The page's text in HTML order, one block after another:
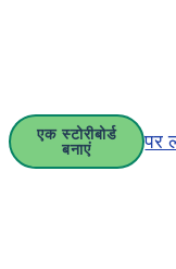
एक स्टोरीबोर्ड
बनाएं पर